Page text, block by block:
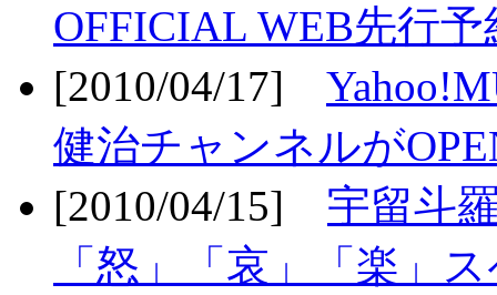
OFFICIAL WEB先行
[2010/04/17]
健治チャンネルが
[2010/04/15] 宇留斗
「怒」「哀」「楽」